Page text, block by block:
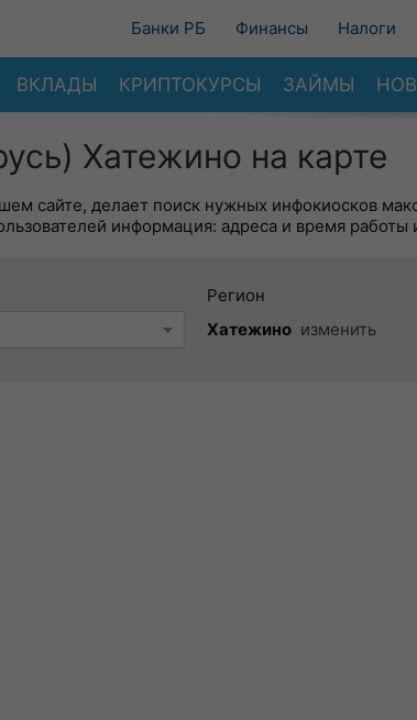
Банки РБ Финансы Налоги
ВКЛАДЫ КРИПТОКУРСЫ ЗАЙМЫ
Хатежино на карте
сайте, делает поиск нужных инфокиосков
информация: адреса и время работы
Регион
Хатежино изменить